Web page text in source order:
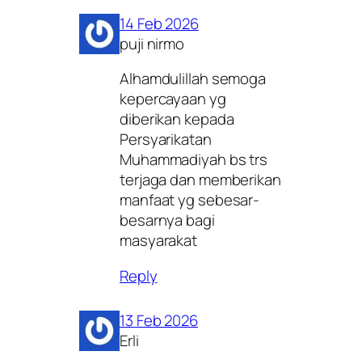
14 Feb 2026
puji nirmo
Alhamdulillah semoga
kepercayaan yg
diberikan kepada
Persyarikatan
Muhammadiyah bs trs
terjaga dan memberikan
manfaat yg sebesar-
besarnya bagi
masyarakat
Reply
13 Feb 2026
Erli